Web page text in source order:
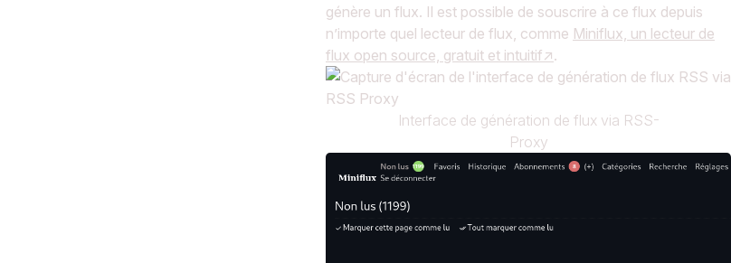
génère un flux. Il est possible de souscrire à ce flux depuis
n’importe quel lecteur de flux, comme Miniflux, un lecteur de
flux open source, gratuit et intuitif
.
Interface de génération de flux via RSS-
Proxy